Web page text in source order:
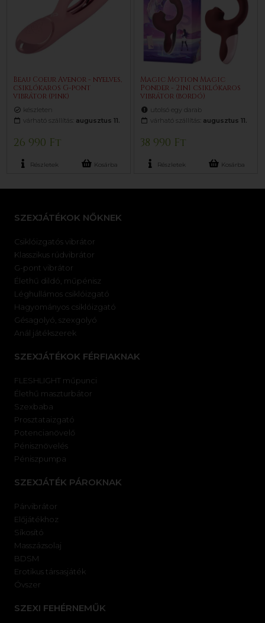
Beau Coeur Avenor - nyelves,
csiklókaros G-pont
vibrátor (pink)
készleten
várható szállítás: augusztus 11.
26 990 Ft
Részletek Kosárba
Magic Motion Magic
Ponder - 2in1 csiklókaros
vibrátor (bordó)
utolsó egy darab
várható szállítás: augusztus 11.
38 990 Ft
Részletek Kosárba
SZEXJÁTÉKOK NŐKNEK
Csiklóizgatós vibrátor
Klasszikus rúdvibrátor
G-pont vibrátor
Élethű dildó, műpénisz
Léghullámos csiklóizgató
Hagyományos csiklóizgató
Gésagolyó, szexgolyó
Anál játékszerek
SZEXJÁTÉKOK FÉRFIAKNAK
FLESHLIGHT műpunci
Élethű maszturbátor
Szexbaba
Prosztataizgató
Potencianövelő
Pénisznövelés
Péniszpumpa
SZEXJÁTÉK PÁROKNAK
Párvibrátor
Előjátékhoz
Síkosító
Masszázsolaj
BDSM
Erotikus társasjáték
Óvszer
SZEXI FEHÉRNEMŰK